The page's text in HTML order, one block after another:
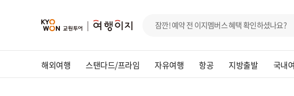
해외여행 스탠다드/프라임 자유여행 항공 지방출발 국내